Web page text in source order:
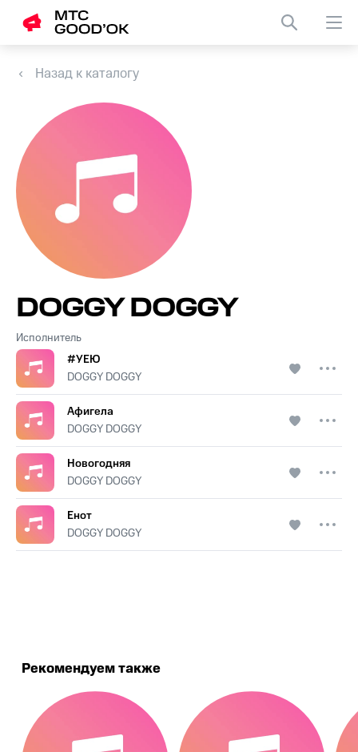
Назад к каталогу
Исполнитель
DOGGY DOGGY
#УЕЮ
DOGGY DOGGY
Афигела
DOGGY DOGGY
Новогодняя
DOGGY DOGGY
Енот
DOGGY DOGGY
Рекомендуем также